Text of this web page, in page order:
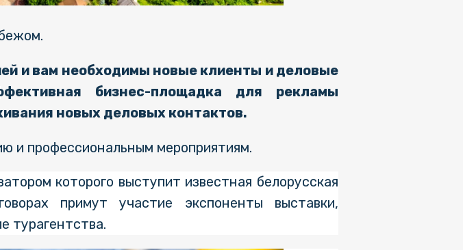
и вам необходимы новые клиенты и деловые
бизнес-площадка для рекламы
новых деловых контактов.
и профессиональным мероприятиям.
которого выступит известная белорусская
примут участие экспоненты выставки,
турагентства.